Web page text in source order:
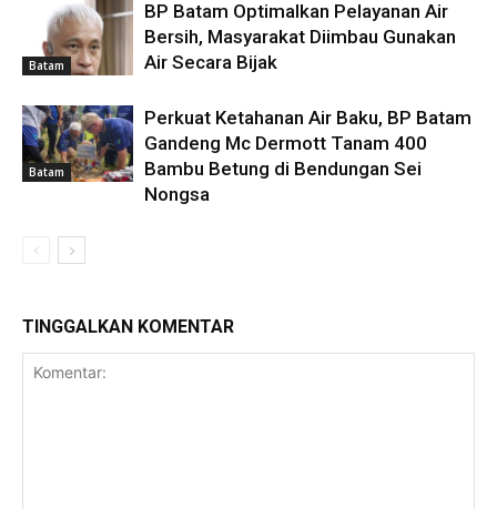
Batam
BP Batam Optimalkan Pelayanan Air
Bersih, Masyarakat Diimbau Gunakan
Air Secara Bijak
Batam
Perkuat Ketahanan Air Baku, BP Batam
Gandeng Mc Dermott Tanam 400
Bambu Betung di Bendungan Sei
Nongsa
TINGGALKAN KOMENTAR